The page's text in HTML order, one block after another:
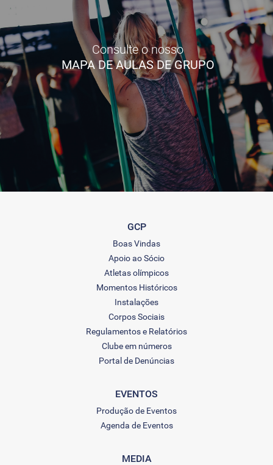
Consulte o nosso
MAPA DE AULAS DE GRUPO
GCP
Boas Vindas
Apoio ao Sócio
Atletas olímpicos
Momentos Históricos
Instalações
Corpos Sociais
Regulamentos e Relatórios
Clube em números
Portal de Denúncias
EVENTOS
Produção de Eventos
Agenda de Eventos
MEDIA